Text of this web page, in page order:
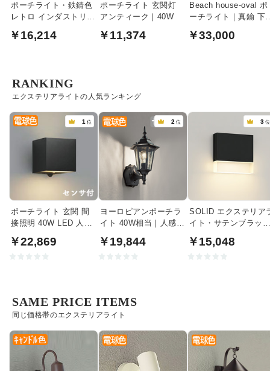
ポーチライト・鉄錆色
レトロ インダストリア
￥16,214
ポーチライト 玄関灯
アンティーク｜40W
￥11,374
Beach house-oval ポ
ーチライト｜真鍮 下
￥33,000
エクステリアライトの人気ランキング
RANKING
1 位
ポーチライト 玄関 間
接照明 40W LED 人感
￥22,869
2 位
ヨーロピアンポーチラ
イト 40W相当｜人感セ
￥19,844
3 位
SOLID エクステリア
イト・サテンブラッ
￥15,048
同じ価格帯のエクステリアライト
SAME PRICE ITEMS